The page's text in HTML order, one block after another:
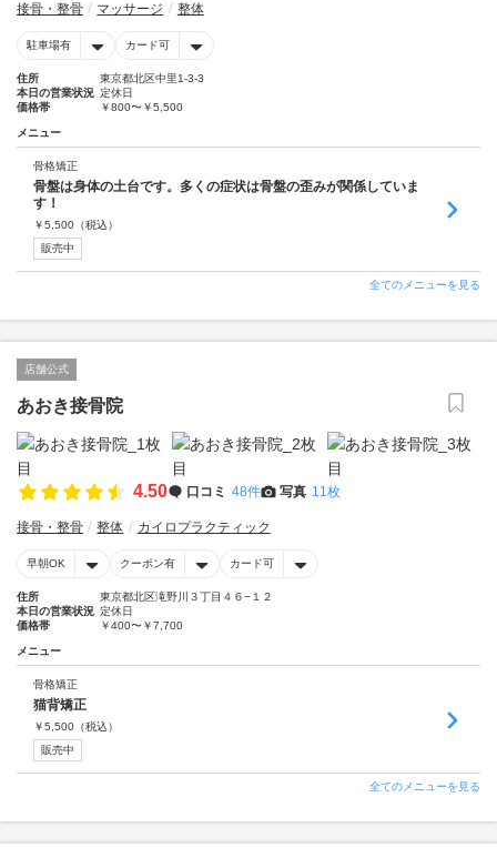
接骨・整骨 マッサージ 整体
駐車場有 カード可
住所
東京都北区中里1-3-3
本日の営業状況 定休日
価格帯
￥800〜￥5,500
メニュー
骨格矯正
骨盤は身体の土台です。多くの症状は骨盤の歪みが関係していま
す！
￥5,500 （税込）
販売中
全てのメニューを見る
店舗公式
あおき接骨院
4.50 口コミ 48件 写真 11枚
接骨・整骨 整体 カイロプラクティック
早朝OK クーポン有 カード可
住所
東京都北区滝野川３丁目４６−１２
本日の営業状況 定休日
価格帯
￥400〜￥7,700
メニュー
骨格矯正
猫背矯正
￥5,500 （税込）
販売中
全てのメニューを見る